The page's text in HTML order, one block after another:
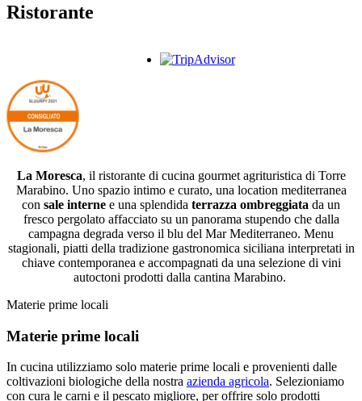
Ristorante
La Moresca, il ristorante di cucina gourmet agrituristica di Torre
Marabino. Uno spazio intimo e curato, una location mediterranea
con sale interne e una splendida terrazza ombreggiata da un
fresco pergolato affacciato su un panorama stupendo che dalla
campagna degrada verso il blu del Mar Mediterraneo. Menu
stagionali, piatti della tradizione gastronomica siciliana interpretati in
chiave contemporanea e accompagnati da una selezione di vini
autoctoni prodotti dalla cantina Marabino.
Materie prime locali
Materie prime locali
In cucina utilizziamo solo materie prime locali e provenienti dalle
coltivazioni biologiche della nostra azienda agricola. Selezioniamo
con cura le carni e il pescato migliore, per offrire solo prodotti